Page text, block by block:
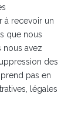
à recevoir un
que nous
nous avez
des
pas en
légales